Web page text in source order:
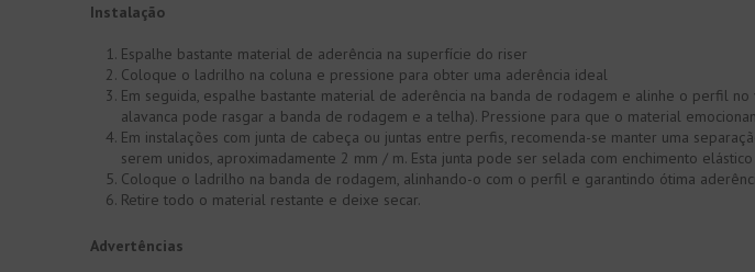
Instalação
Espalhe bastante material de aderência na superfície do riser
Coloque o ladrilho na coluna e pressione para obter uma aderência ideal
Em seguida, espalhe bastante material de aderência na banda de rodagem e alinhe o perfil
alavanca pode rasgar a banda de rodagem e a telha). Pressione para que o material
Em instalações com junta de cabeça ou juntas entre perfis, recomenda-se manter uma
serem unidos, aproximadamente 2 mm / m. Esta junta pode ser selada com enchimento
Coloque o ladrilho na banda de rodagem, alinhando-o com o perfil e garantindo ótima
Retire todo o material restante e deixe secar.
Advertências